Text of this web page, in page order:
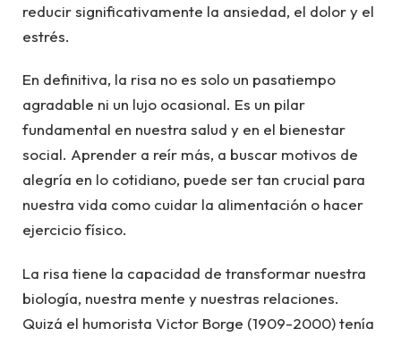
reducir significativamente la ansiedad, el dolor y el
estrés.
En definitiva, la risa no es solo un pasatiempo
agradable ni un lujo ocasional. Es un pilar
fundamental en nuestra salud y en el bienestar
social. Aprender a reír más, a buscar motivos de
alegría en lo cotidiano, puede ser tan crucial para
nuestra vida como cuidar la alimentación o hacer
ejercicio físico.
La risa tiene la capacidad de transformar nuestra
biología, nuestra mente y nuestras relaciones.
Quizá el humorista Victor Borge (1909-2000) tenía